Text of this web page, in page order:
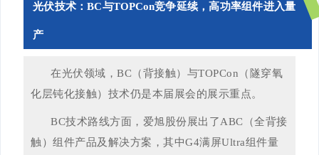
光伏技术：BC与TOPCon竞争延续，高功率组件进入量
产
在光伏领域，BC（背接触）与TOPCon（隧穿氧
化层钝化接触）技术仍是本届展会的展示重点。
BC技术路线方面，爱旭股份展出了ABC（全背接
触）组件产品及解决方案，其中G4满屏Ultra组件量